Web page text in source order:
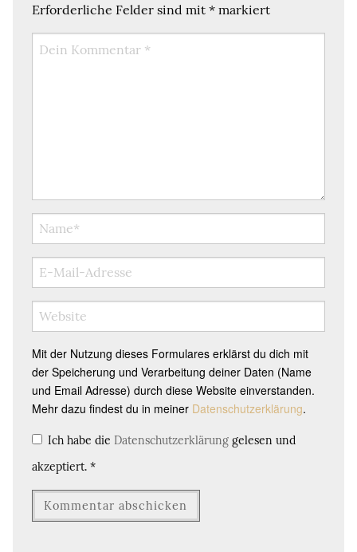
Erforderliche Felder sind mit * markiert
Mit der Nutzung dieses Formulares erklärst du dich mit
der Speicherung und Verarbeitung deiner Daten (Name
und Email Adresse) durch diese Website einverstanden.
Mehr dazu findest du in meiner Datenschutzerklärung.
Ich habe die Datenschutzerklärung gelesen und
akzeptiert. *